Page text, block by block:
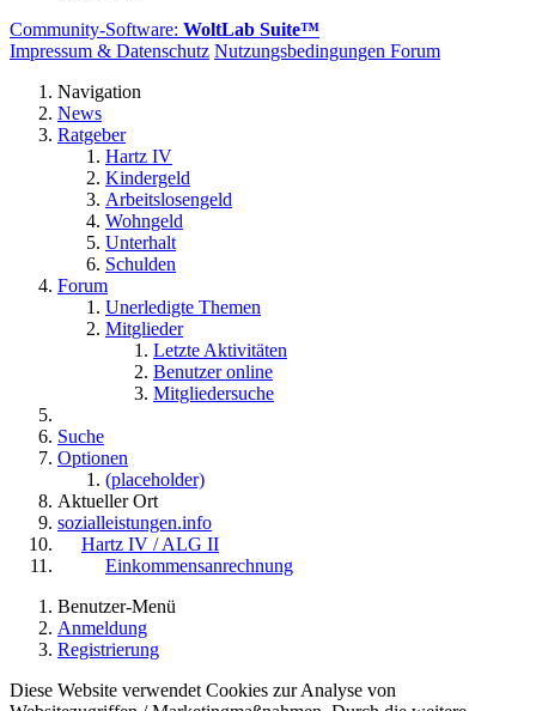
Community-Software: WoltLab Suite™
Impressum & Datenschutz Nutzungsbedingungen Forum
Navigation
News
Ratgeber
Hartz IV
Kindergeld
Arbeitslosengeld
Wohngeld
Unterhalt
Schulden
Forum
Unerledigte Themen
Mitglieder
Letzte Aktivitäten
Benutzer online
Mitgliedersuche
Suche
Optionen
(placeholder)
Aktueller Ort
sozialleistungen.info
Hartz IV / ALG II
Einkommensanrechnung
Benutzer-Menü
Anmeldung
Registrierung
Diese Website verwendet Cookies zur Analyse von